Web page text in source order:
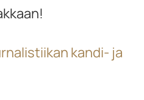
kandi- ja